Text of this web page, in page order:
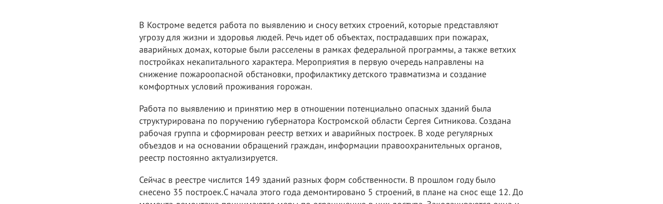
В Костроме ведется работа по выявлению и сносу ветхих строений, которые представляют
угрозу для жизни и здоровья людей. Речь идет об объектах, пострадавших при пожарах,
аварийных домах, которые были расселены в рамках федеральной программы, а также ветхих
постройках некапитального характера. Мероприятия в первую очередь направлены на
снижение пожароопасной обстановки, профилактику детского травматизма и создание
комфортных условий проживания горожан.
Работа по выявлению и принятию мер в отношении потенциально опасных зданий была
структурирована по поручению губернатора Костромской области Сергея Ситникова. Создана
рабочая группа и сформирован реестр ветхих и аварийных построек. В ходе регулярных
объездов и на основании обращений граждан, информации правоохранительных органов,
реестр постоянно актуализируется.
Сейчас в реестре числится 149 зданий разных форм собственности. В прошлом году было
снесено 35 построек.С начала этого года демонтировано 5 строений, в плане на снос еще 12. До